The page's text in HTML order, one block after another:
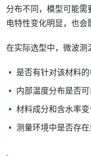
分布不同，模型可能
电特性变化明显，也会
在实际选型中，微波测
是否有针对该材料的
内部温度分布是否可
材料成分和含水率变
测量环境中是否存在